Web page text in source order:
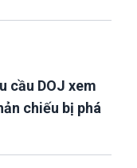
cầu DOJ xem
chiếu bị phá